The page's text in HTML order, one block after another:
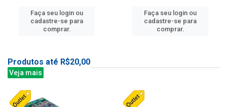
Faça seu login ou
cadastre-se para
comprar.
Faça seu login ou
cadastre-se para
comprar.
Produtos até R$20,00
Veja mais